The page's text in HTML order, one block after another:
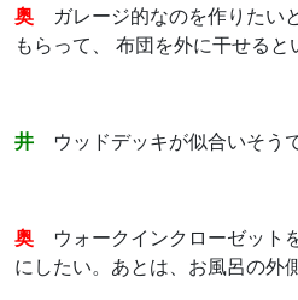
奥 ガレージ的なのを作りたい
もらって、 布団を外に干せると
井 ウッドデッキが似合いそう
奥 ウォークインクローゼット
にしたい。あとは、お風呂の外